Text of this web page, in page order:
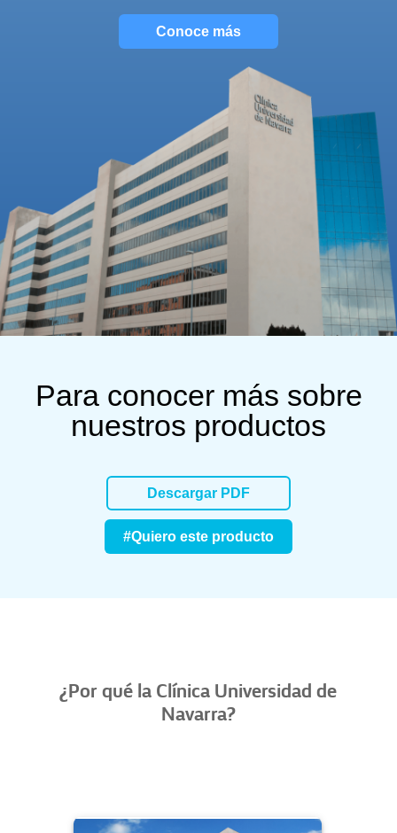
Conoce más
Para conocer más sobre
nuestros productos
Descargar PDF
#Quiero este producto
¿Por qué la Clínica Universidad de
Navarra?​